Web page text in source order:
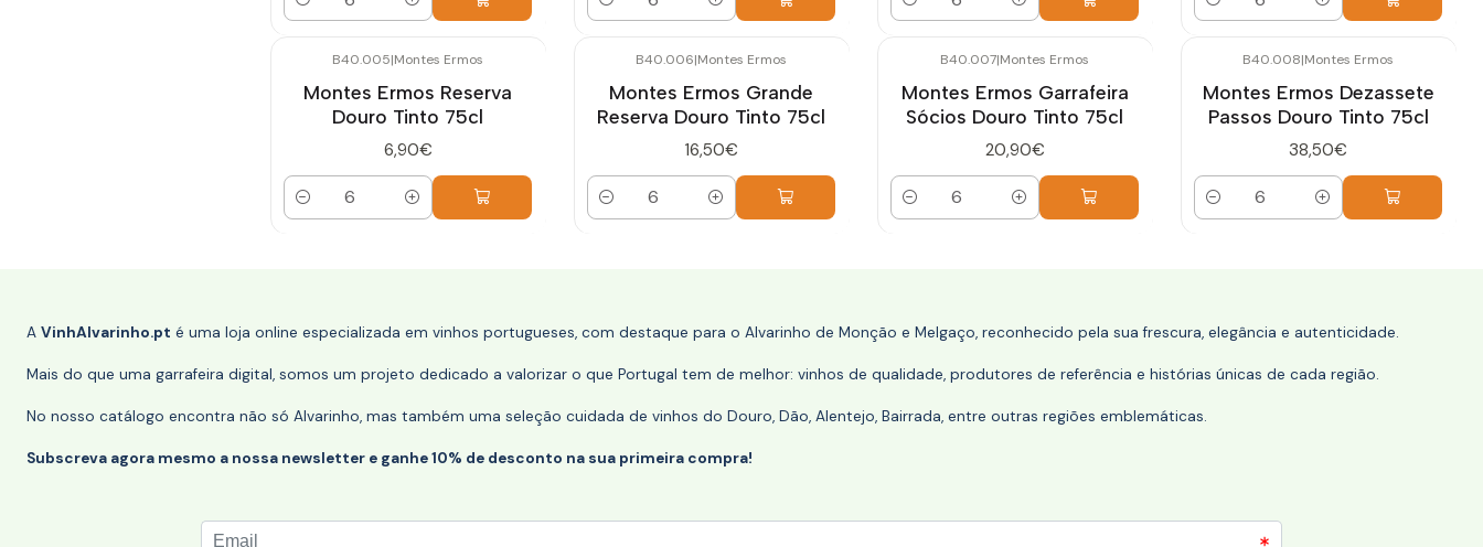
Quantidade Quantidade Quantidade Quantidade
B40.005|Montes Ermos
Montes Ermos Reserva
Douro Tinto 75cl
6,90€
Quantidade
B40.006|Montes Ermos
Montes Ermos Grande
Reserva Douro Tinto 75cl
16,50€
Quantidade
B40.007|Montes Ermos
Montes Ermos Garrafeira
Sócios Douro Tinto 75cl
20,90€
Quantidade
B40.008|Montes Ermos
Montes Ermos Dezassete
Passos Douro Tinto 75cl
38,50€
Quantidade
A VinhAlvarinho.pt é uma loja online especializada em vinhos portugueses, com destaque para o Alvarinho de Monção e Melgaço, reconhecido pela sua frescura, elegância e autenticidade.
Mais do que uma garrafeira digital, somos um projeto dedicado a valorizar o que Portugal tem de melhor: vinhos de qualidade, produtores de referência e histórias únicas de cada região.
No nosso catálogo encontra não só Alvarinho, mas também uma seleção cuidada de vinhos do Douro, Dão, Alentejo, Bairrada, entre outras regiões emblemáticas.
Subscreva agora mesmo a nossa newsletter e ganhe 10% de desconto na sua primeira compra!